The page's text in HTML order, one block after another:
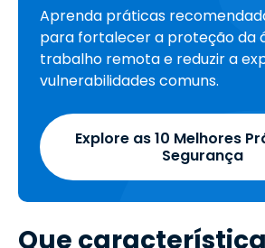
Aprenda práticas
para fortalecer a proteção da
trabalho remota e reduzir a
vulnerabilidades comuns.
Explore as 10 Melhores
Segurança
Que